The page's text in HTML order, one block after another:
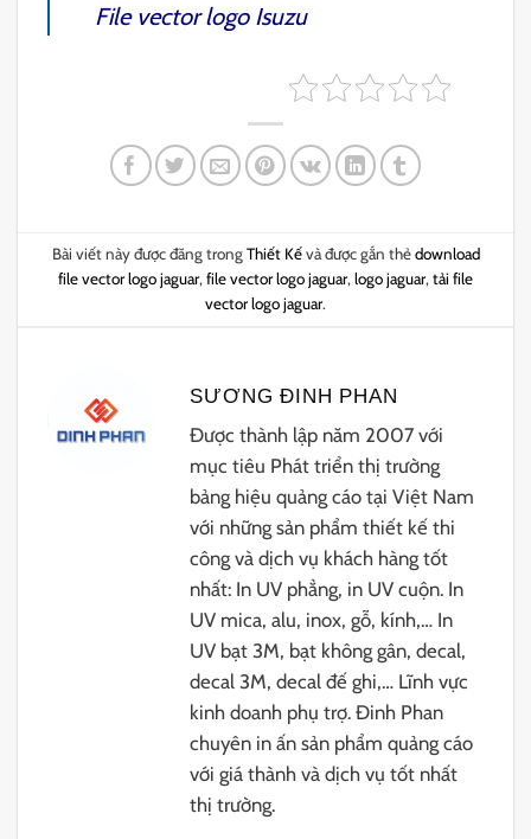
File vector logo Isuzu
Bài viết này được đăng trongThiết Kếvà được gắn thẻdownload
file vector logo jaguar, file vector logo jaguar, logo jaguar, tải file
vector logo jaguar.
SƯƠNG ĐINH PHAN
Được thành lập năm 2007 với
mục tiêu Phát triển thị trường
bảng hiệu quảng cáo tại Việt Nam
với những sản phẩm thiết kế thi
công và dịch vụ khách hàng tốt
nhất: In UV phẳng, in UV cuộn. In
UV mica, alu, inox, gỗ, kính,… In
UV bạt 3M, bạt không gân, decal,
decal 3M, decal đế ghi,… Lĩnh vực
kinh doanh phụ trợ. Đinh Phan
chuyên in ấn sản phẩm quảng cáo
với giá thành và dịch vụ tốt nhất
thị trường.